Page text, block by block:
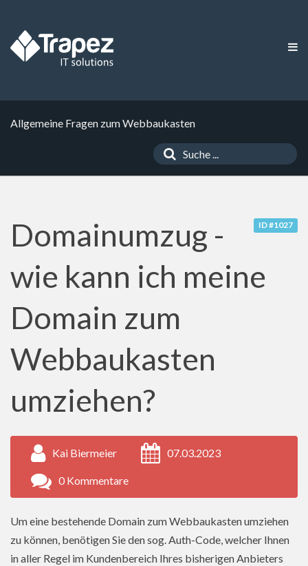
Allgemeine Fragen zum Webbaukasten
ID #1027
Domainumzug -
wie kann ich meine
Domain zum
Webbaukasten
umziehen?
Kai Biermeier 07.03.2023
0 Kommentare
Um eine bestehende Domain zum Webbaukasten umziehen
zu können, benötigen Sie den sog. Auth-Code, welcher Ihnen
in aller Regel im Kundenbereich Ihres bisherigen Anbieters